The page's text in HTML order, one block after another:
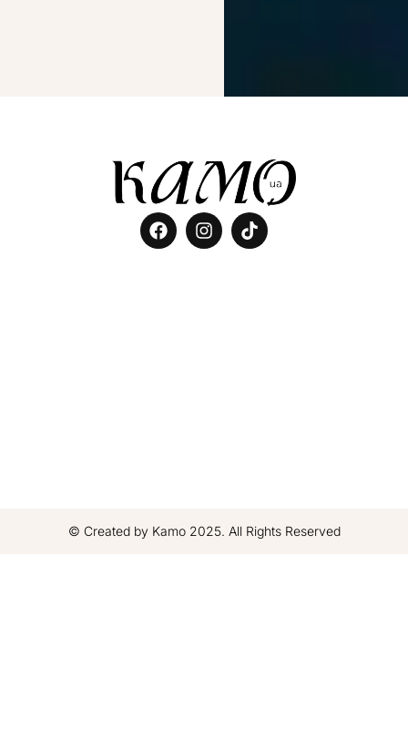
© Created by Kamo 2025. All Rights Reserved